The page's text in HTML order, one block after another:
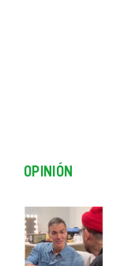
OPINIÓN